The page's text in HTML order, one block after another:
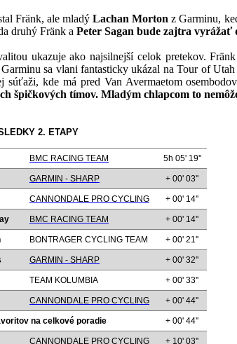
Fränk, ale mladýLachan Morton z Garminu,
druhý Fränk a Peter Sagan bude zajtra vyrážať
ukazuje ako najsilnejší celok pretekov.
sa vlani fantasticky ukázal na Tour of
súťaži, kde má pred Van Avermaetom
špičkových tímov. Mladým chlapcom to
2. ETAPY
BMC RACING TEAM 5h 05' 19''
GARMIN - SHARP + 00' 03''
CANNONDALE PRO CYCLING + 00' 14''
BMC RACING TEAM + 00' 14''
BONTRAGER CYCLING TEAM + 00' 21''
GARMIN - SHARP + 00' 32''
TEAM KOLUMBIA + 00' 33''
CANNONDALE PRO CYCLING + 00' 44''
na celkové poradie + 00' 44''
CANNONDALE PRO CYCLING + 10' 03''